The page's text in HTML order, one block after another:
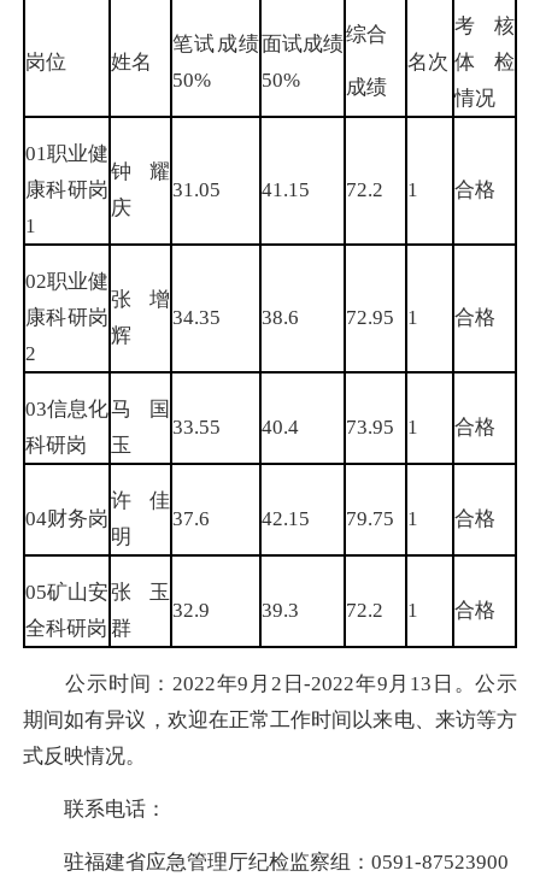
岗位 姓名
笔试成绩
50%
面试成绩
50%
综合
成绩
名次
考核
体检
情况
01职业健
康科研岗
1
钟耀
庆
31.05 41.15 72.2 1 合格
02职业健
康科研岗
2
张增
辉
34.35 38.6 72.95 1 合格
03信息化
科研岗
马国
玉
33.55 40.4 73.95 1 合格
04财务岗
许佳
明
37.6 42.15 79.75 1 合格
05矿山安
全科研岗
张玉
群
32.9 39.3 72.2 1 合格
公示时间：2022年9月2日-2022年9月13日。公示
期间如有异议，欢迎在正常工作时间以来电、来访等方
式反映情况。
联系电话：
驻福建省应急管理厅纪检监察组：0591-87523900